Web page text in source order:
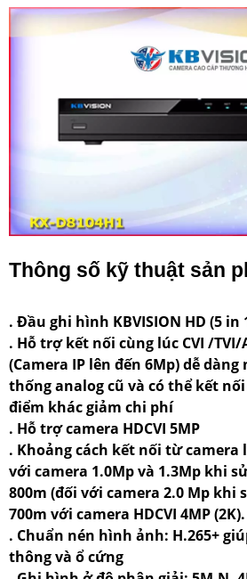
Thông số kỹ thuật sản
. Đầu ghi hình KBVISION HD (5 in
. Hỗ trợ kết nối cùng lúc CVI /
(Camera IP lên đến 6Mp) dễ
thống analog cũ và có thể kết
điểm khác giảm chi phí
. Hỗ trợ camera HDCVI 5MP
. Khoảng cách kết nối từ camera
với camera 1.0Mp và 1.3Mp khi
800m (đối với camera 2.0 Mp khi
700m với camera HDCVI 4MP (2K).
. Chuẩn nén hình ảnh: H.265+
thông và ổ cứng